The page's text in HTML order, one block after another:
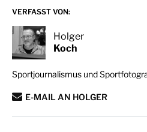
VERFASST VON:
Holger
Koch
Sportjournalismus und
E-MAIL AN HOLGER